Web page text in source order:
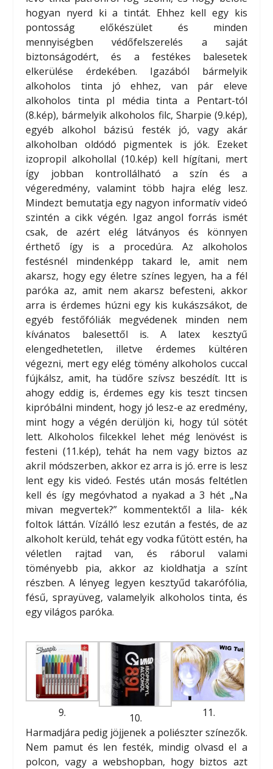
hogyan nyerd ki a tintát. Ehhez kell egy kis
pontosság előkészület és minden
mennyiségben védőfelszerelés a saját
biztonságodért, és a festékes balesetek
elkerülése érdekében. Igazából bármelyik
alkoholos tinta jó ehhez, van pár eleve
alkoholos tinta pl média tinta a Pentart-tól
(8.kép), bármelyik alkoholos filc, Sharpie (9.kép),
egyéb alkohol bázisú festék jó, vagy akár
alkoholban oldódó pigmentek is jók. Ezeket
izopropil alkohollal (10.kép) kell hígítani, mert
így jobban kontrollálható a szín és a
végeredmény, valamint több hajra elég lesz.
Mindezt bemutatja egy nagyon informatív videó
szintén a cikk végén. Igaz angol forrás ismét
csak, de azért elég látványos és könnyen
érthető így is a procedúra. Az alkoholos
festésnél mindenképp takard le, amit nem
akarsz, hogy egy életre színes legyen, ha a fél
paróka az, amit nem akarsz befesteni, akkor
arra is érdemes húzni egy kis kukászsákot, de
egyéb festőfóliák megvédenek minden nem
kívánatos balesettől is. A latex kesztyű
elengedhetetlen, illetve érdemes kültéren
végezni, mert egy elég tömény alkoholos cuccal
fújkálsz, amit, ha tüdőre szívsz beszédít. Itt is
ahogy eddig is, érdemes egy kis teszt tincsen
kipróbálni mindent, hogy jó lesz-e az eredmény,
mint hogy a végén derüljön ki, hogy túl sötét
lett. Alkoholos filcekkel lehet még lenövést is
festeni (11.kép), tehát ha nem vagy biztos az
akril módszerben, akkor ez arra is jó. erre is lesz
lent egy kis videó. Festés után mosás feltétlen
kell és így megóvhatod a nyakad a 3 hét „Na
mivan megvertek?” kommentektől a lila- kék
foltok láttán. Vízálló lesz ezután a festés, de az
alkoholt kerüld, tehát egy vodka fűtött estén, ha
véletlen rajtad van, és ráborul valami
töményebb pia, akkor az kioldhatja a színt
részben. A lényeg legyen kesztyűd takarófólia,
fésű, sprayüveg, valamelyik alkoholos tinta, és
egy világos paróka.
9. 10.
11.
Harmadjára pedig jöjjenek a poliészter színezők.
Nem pamut és len festék, mindig olvasd el a
polcon, vagy a webshopban, hogy biztos azt